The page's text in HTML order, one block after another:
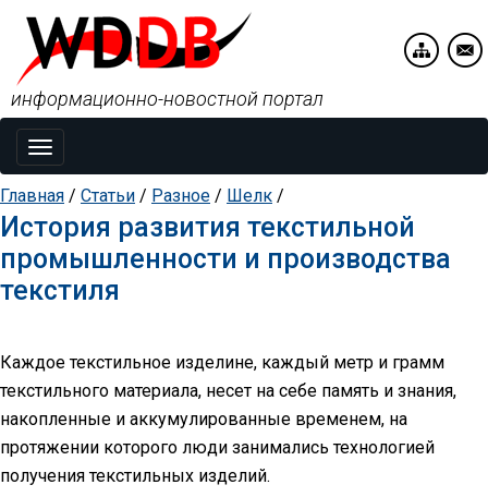
Toggle
navigation
информационно-новостной портал
Главная / Статьи / Разное / Шелк /
История развития текстильной
промышленности и производства
текстиля
Каждое текстильное изделине, каждый метр и грамм
текстильного материала, несет на себе память и знания,
накопленные и аккумулированные временем, на
протяжении которого люди занимались технологией
получения текстильных изделий.